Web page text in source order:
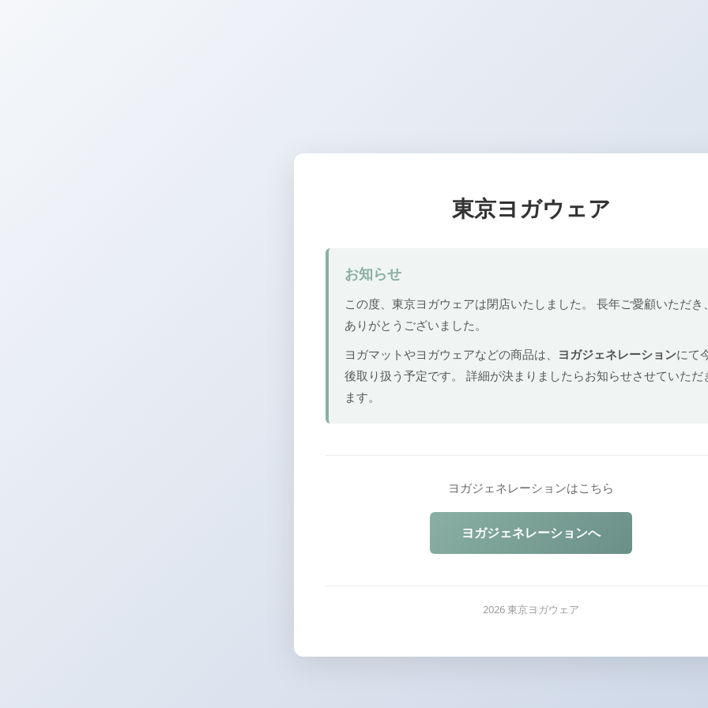
東京ヨガウェア
お知らせ
この度、東京ヨガウェアは閉店いたしました。 長年ご愛顧いただき
ありがとうございました。
ヨガマットやヨガウェアなどの商品は、 ヨガジェネレーションにて
後取り扱う予定です。 詳細が決まりましたらお知らせさせていただ
ます。
ヨガジェネレーションはこちら
ヨガジェネレーションへ
2026 東京ヨガウェア